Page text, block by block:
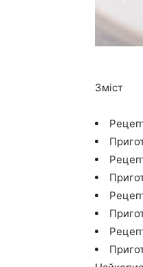
Зміст